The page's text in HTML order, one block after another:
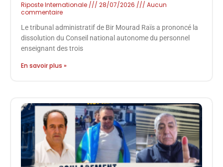
Riposte Internationale 28/07/2026
Aucun
commentaire
Le tribunal administratif de Bir Mourad Raïs a prononcé la
dissolution du Conseil national autonome du personnel
enseignant des trois
En savoir plus »